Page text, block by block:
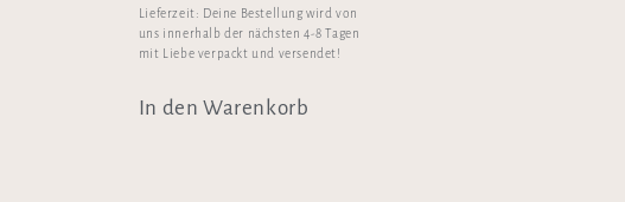
Lieferzeit: Deine Bestellung wird von
uns innerhalb der nächsten 4-8 Tagen
mit Liebe verpackt und versendet!
In den Warenkorb